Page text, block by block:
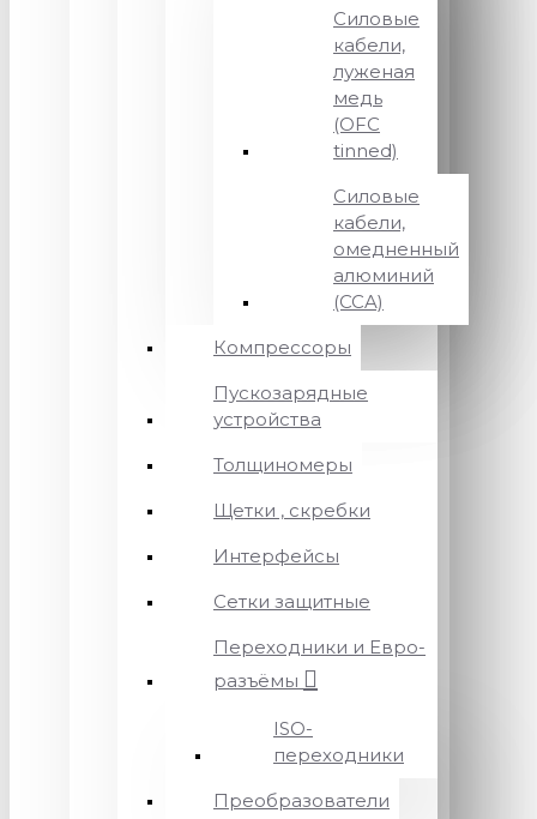
Силовые
кабели,
луженая
медь
(OFC
tinned)
Силовые
кабели,
омедненный
алюминий
(CCA)
Компрессоры
Пускозарядные
устройства
Толщиномеры
Щетки , скребки
Интерфейсы
Сетки защитные
Переходники и Евро-
разъёмы
ISO-
переходники
Преобразователи